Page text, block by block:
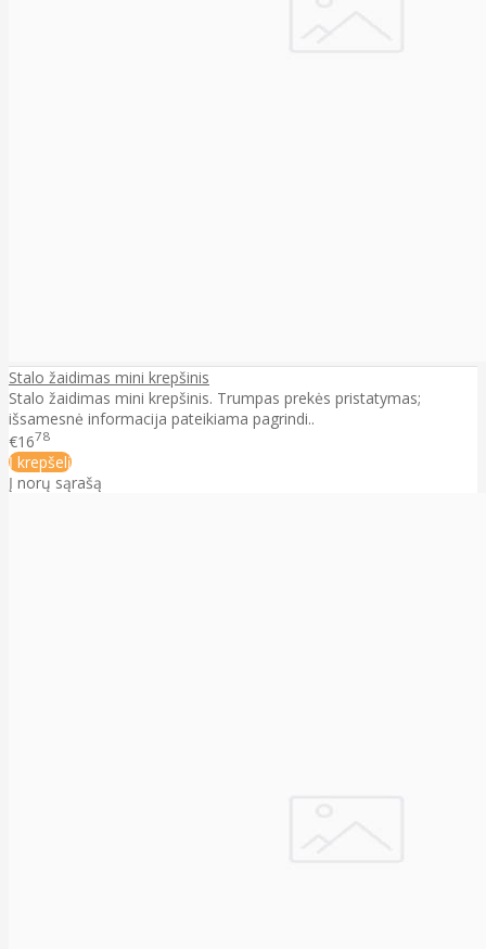
Stalo žaidimas mini krepšinis
Stalo žaidimas mini krepšinis. Trumpas prekės pristatymas;
išsamesnė informacija pateikiama pagrindi..
€1678
Į krepšelį
Į norų sąrašą